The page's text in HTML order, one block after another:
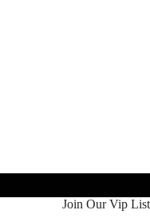
Join Our Vip List